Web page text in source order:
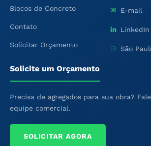
Blocos de Concreto
Contato
Solicitar Orçamento
✉ E-mail
in LinkedIn
⚐ São
Solicite um Orçamento
Precisa de agregados para sua obra?
equipe comercial.
SOLICITAR AGORA